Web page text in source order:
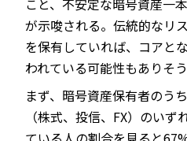
こと、不安定な暗号資産一
が示唆される。伝統的なリ
を保有していれば、コアと
われている可能性もありそう
まず、暗号資産保有者のう
（株式、投信、FX）のい